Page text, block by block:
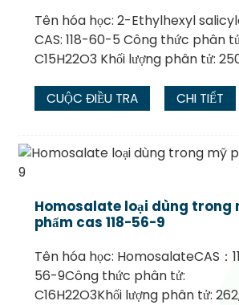
Tên hóa học: 2-Ethylhexyl
CAS: 118-60-5 Công thức phân
C15H22O3 Khối lượng phân tử:
CUỘC ĐIỀU TRA CHI TIẾT
Homosalate loại dùng trong
phẩm cas 118-56-9
Tên hóa học: HomosalateCAS：
56-9Công thức phân tử:
C16H22O3Khối lượng phân tử: